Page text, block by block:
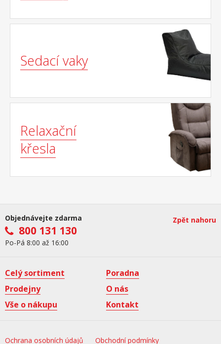
Sedací vaky
Relaxační
křesla
Objednávejte zdarma
800 131 130
Po-Pá 8:00 až 16:00
Zpět nahoru
Celý sortiment
Poradna
Prodejny
O nás
Vše o nákupu
Kontakt
Ochrana osobních údajů Obchodní podmínky